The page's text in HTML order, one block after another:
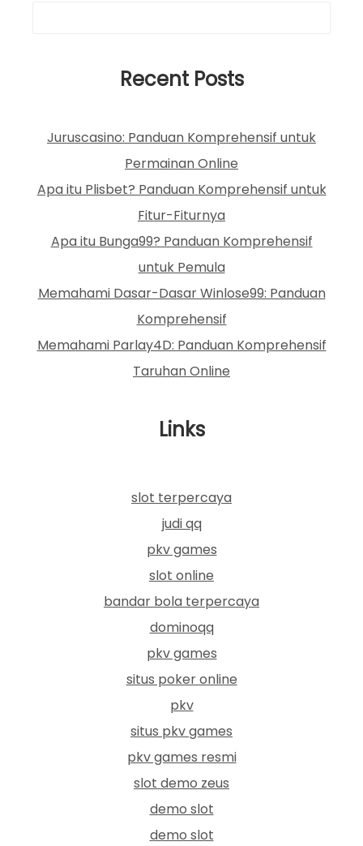
Recent Posts
Juruscasino: Panduan Komprehensif untuk
Permainan Online
Apa itu Plisbet? Panduan Komprehensif untuk
Fitur-Fiturnya
Apa itu Bunga99? Panduan Komprehensif
untuk Pemula
Memahami Dasar-Dasar Winlose99: Panduan
Komprehensif
Memahami Parlay4D: Panduan Komprehensif
Taruhan Online
Links
slot terpercaya
judi qq
pkv games
slot online
bandar bola terpercaya
dominoqq
pkv games
situs poker online
pkv
situs pkv games
pkv games resmi
slot demo zeus
demo slot
demo slot